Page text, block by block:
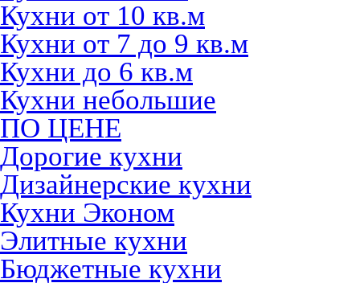
Кухни от 10 кв.м
Кухни от 7 до 9 кв.м
Кухни до 6 кв.м
Кухни небольшие
ПО ЦЕНЕ
Дорогие кухни
Дизайнерские кухни
Кухни Эконом
Элитные кухни
Бюджетные кухни